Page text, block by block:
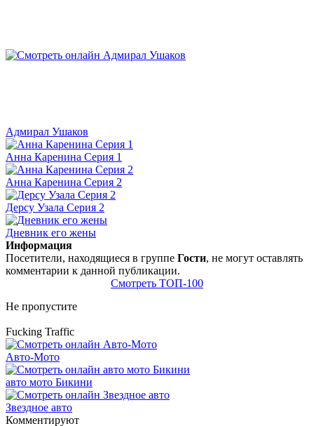
Адмирал Ушаков
Анна Каренина Серия 1
Анна Каренина Серия 2
Дерсу Узала Серия 2
Дневник его жены
Информация
Посетители, находящиеся в группе Гости, не могут оставлять
комментарии к данной публикации.
Смотреть ТОП-100
Не пропустите
Fucking Traffic
Авто-Мото
авто мото Бикини
Звездное авто
Комментируют